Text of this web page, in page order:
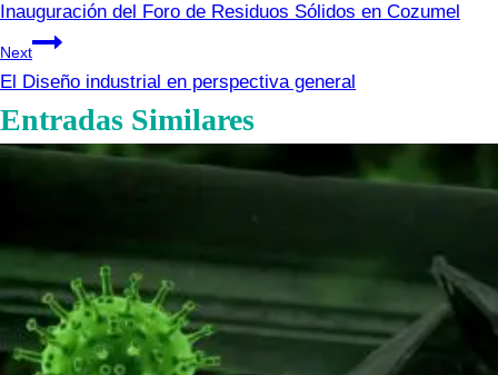
de
entradas
Inauguración del Foro de Residuos Sólidos en Cozumel
Next
El Diseño industrial en perspectiva general
Entradas Similares